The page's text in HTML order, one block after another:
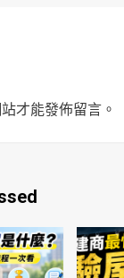
才能發佈留言。